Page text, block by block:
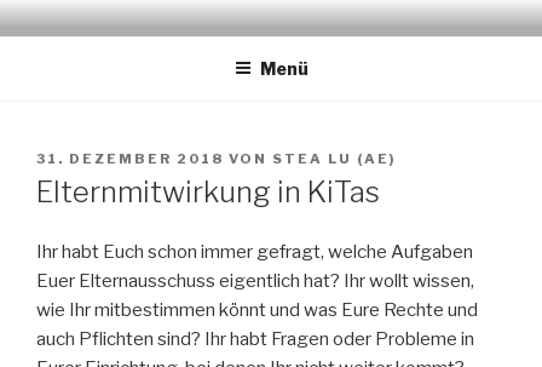
Zum
InhaltSTADTELTERNAUSSCHUSS
LUDWIGSHAFEN
Menü
VERÖFFENTLICHT
AM
31. DEZEMBER 2018 VON STEA LU (AE)
Elternmitwirkung in KiTas
Ihr habt Euch schon immer gefragt, welche Aufgaben
Euer Elternausschuss eigentlich hat? Ihr wollt wissen,
wie Ihr mitbestimmen könnt und was Eure Rechte und
auch Pflichten sind? Ihr habt Fragen oder Probleme in